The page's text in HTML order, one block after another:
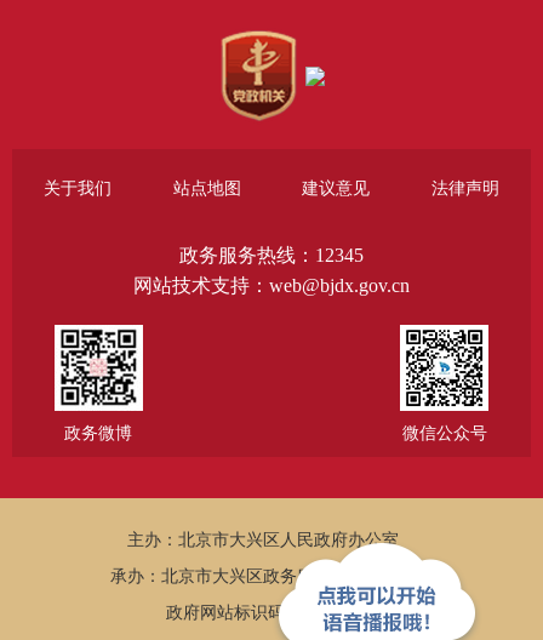
关于我们 站点地图 建议意见 法律声明
政务服务热线：12345
网站技术支持：web@bjdx.gov.cn
政务微博 微信公众号
主办：北京市大兴区人民政府办公室
承办：北京市大兴区政务服务和数据管理局
政府网站标识码：1101150005